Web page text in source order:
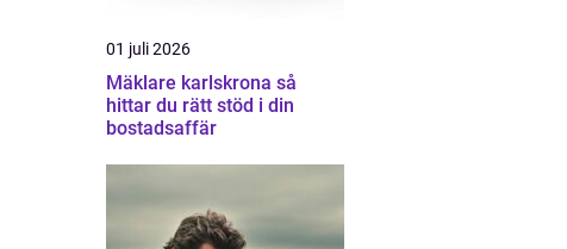
01 juli 2026
Mäklare karlskrona så
hittar du rätt stöd i din
bostadsaffär